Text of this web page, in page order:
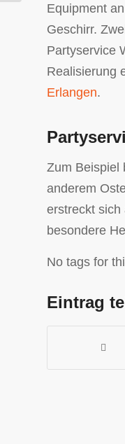
Equipment
Geschirr.
Partyservice
Realisierung
Erlangen.
Zum Beispiel
anderem
erstreckt sich
besondere
No tags for
Eintrag